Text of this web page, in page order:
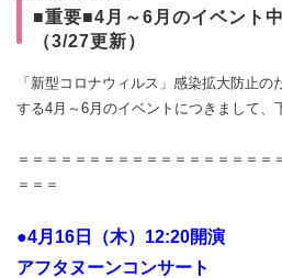
■重要■4月～6月のイベント
（3/27更新）
「新型コロナウィルス」感染拡大防止
する4月～6月のイベントにつきまして、
＝＝＝＝＝＝＝＝＝＝＝＝＝＝＝＝＝＝
＝＝＝
●4月16日（木）12:20開演
アフタヌーンコンサート